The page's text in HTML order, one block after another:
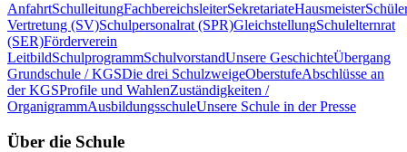
AnfahrtSchulleitungFachbereichsleiterSekretariateHausmeister
Vertretung (SV)Schulpersonalrat (SPR)GleichstellungSchulelternrat
(SER)Förderverein
LeitbildSchulprogrammSchulvorstandUnsere GeschichteÜbergang
Grundschule / KGSDie drei SchulzweigeOberstufeAbschlüsse an
der KGSProfile und WahlenZuständigkeiten /
OrganigrammAusbildungsschuleUnsere Schule in der Presse
Über die Schule